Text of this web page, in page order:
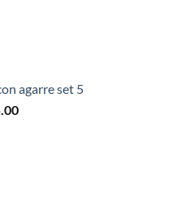
agarre set 5
El